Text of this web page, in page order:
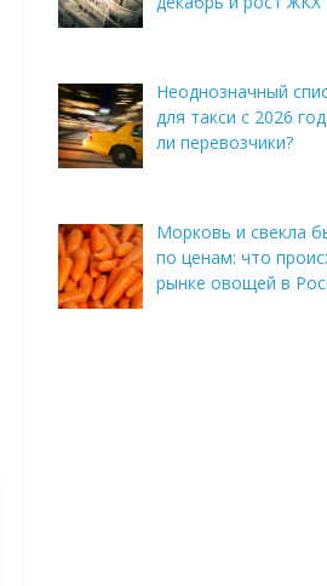
Неоднозначный
для такси с 2026
ли перевозчики?
Морковь и свекла
по ценам: что
рынке овощей в